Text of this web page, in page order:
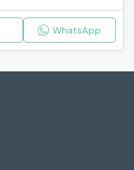
WhatsApp